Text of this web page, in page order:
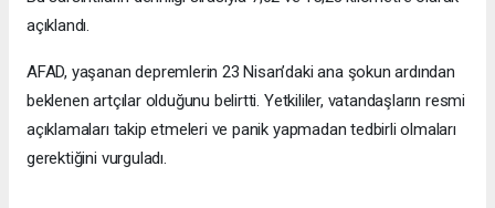
açıklandı.
AFAD, yaşanan depremlerin 23 Nisan’daki ana şokun ardından
beklenen artçılar olduğunu belirtti. Yetkililer, vatandaşların resmi
açıklamaları takip etmeleri ve panik yapmadan tedbirli olmaları
gerektiğini vurguladı.